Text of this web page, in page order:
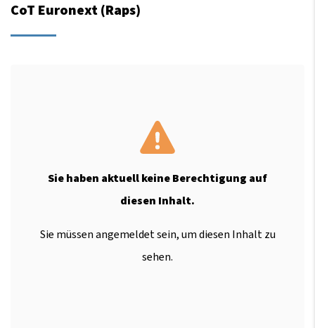
CoT Euronext (Raps)
Sie haben aktuell keine Berechtigung auf
diesen Inhalt.
Sie müssen angemeldet sein, um diesen Inhalt zu
sehen.